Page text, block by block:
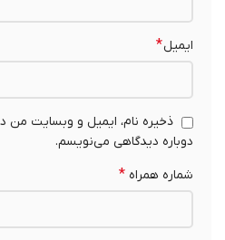
ایمیل*
ذخیره نام، ایمیل و وبسایت من در
دوباره دیدگاهی می‌نویسم.
شماره همراه*